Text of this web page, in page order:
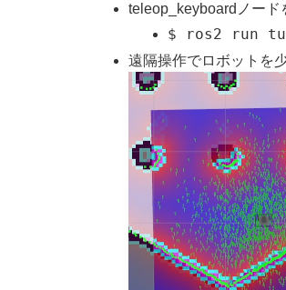
teleop_keyboardノード
$ ros2 run
遠隔操作でロボットを